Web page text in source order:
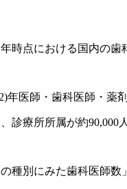
時点における国内の
年医師・歯科医師・薬
診療所所属が約
種別にみた歯科医師数